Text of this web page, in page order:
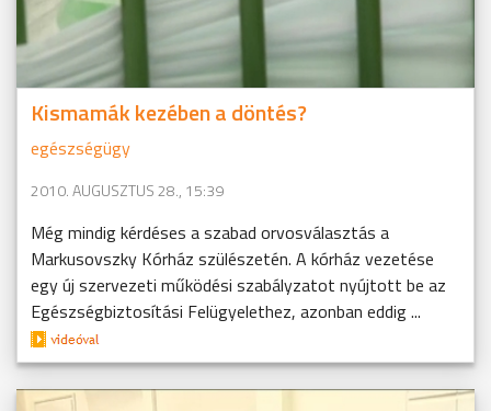
Kismamák kezében a döntés?
egészségügy
2010. AUGUSZTUS 28., 15:39
Még mindig kérdéses a szabad orvosválasztás a
Markusovszky Kórház szülészetén. A kórház vezetése
egy új szervezeti működési szabályzatot nyújtott be az
Egészségbiztosítási Felügyelethez, azonban eddig ...